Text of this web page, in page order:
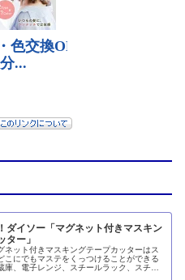
ダイソー「マグネット付きマスキン
ター」
ネット付きマスキングテープカッターはス
こにでもマステをくっつけることができる
庫、電子レンジ、スチールラック、スチー